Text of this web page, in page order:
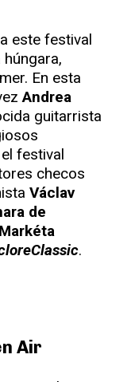
este festival
En esta
Andrea
guitarrista
festival
checos
Václav
de
Markéta
.
Air